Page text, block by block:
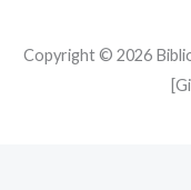
Copyright © 2026